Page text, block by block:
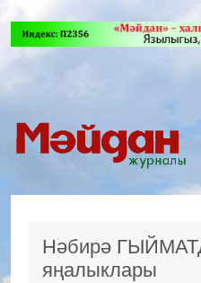
Нәбирә
яңалыклары